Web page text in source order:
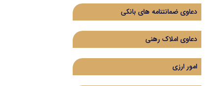
دعاوی ضمانتنامه های بانکی
دعاوی املاک رهنی
امور ارزی